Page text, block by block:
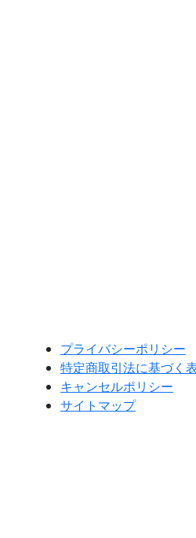
プライバシーポリシー
特定商取引法に基づく
キャンセルポリシー
サイトマップ